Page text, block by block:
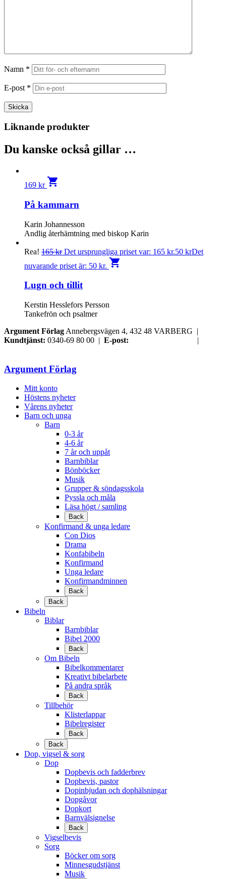
Namn *
E-post *
Liknande produkter
Du kanske också gillar …
169 kr shopping_cart
På kammarn
Karin Johannesson
Andlig återhämtning med biskop Karin
Rea! 165kr Det ursprungliga priset var: 165 kr.50 krDet
nuvarande priset är: 50 kr. shopping_cart
Lugn och tillit
Kerstin Hesslefors Persson
Tankefrön och psalmer
Argument Förlag Annebergsvägen 4, 432 48 VARBERG |
Kundtjänst: 0340-69 80 00 | E-post:
|
Argument Förlag
Mitt konto
Höstens nyheter
Vårens nyheter
Barn och unga
Barn
0-3 år
4-6 år
7 år och uppåt
Barnbiblar
Bönböcker
Musik
Grupper & söndagsskola
Pyssla och måla
Läsa högt / samling
Back
Konfirmand & unga ledare
Con Dios
Drama
Konfabibeln
Konfirmand
Unga ledare
Konfirmandminnen
Back
Back
Bibeln
Biblar
Barnbiblar
Bibel 2000
Back
Om Bibeln
Bibelkommentarer
Kreativt bibelarbete
På andra språk
Back
Tillbehör
Klisterlappar
Bibelregister
Back
Back
Dop, vigsel & sorg
Dop
Dopbevis och fadderbrev
Dopbevis, pastor
Dopinbjudan och dophälsningar
Dopgåvor
Dopkort
Barnvälsignelse
Back
Vigselbevis
Sorg
Böcker om sorg
Minnesgudstjänst
Musik